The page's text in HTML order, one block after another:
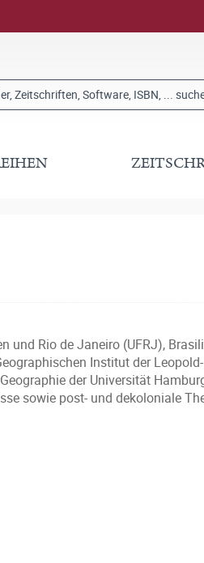
und Rio de Janeiro (UFRJ),
Institut der
der Universität
sowie post- und dekoloniale